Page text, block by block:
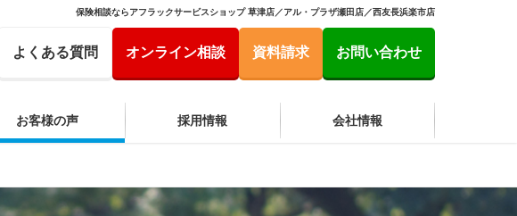
保険相談ならアフラックサービスショップ 草津店／アル・プラザ瀬田店／西友長浜楽市店
よくある質問 オンライン相談 資料請求 お問い合わせ
お客様の声 採用情報 会社情報